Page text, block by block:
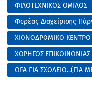
ΦΙΛΟΤΕΧΝΙΚΟΣ ΟΜΙΛΟΣ
Φορέας Διαχείρισης
ΧΙΟΝΟΔΡΟΜΙΚΟ
ΧΟΡΗΓΟΣ ΕΠΙΚΟΙΝΩΝΙΑΣ
ΩΡΑ ΓΙΑ ΣΧΟΛΕΙΟ...(ΓΙΑ